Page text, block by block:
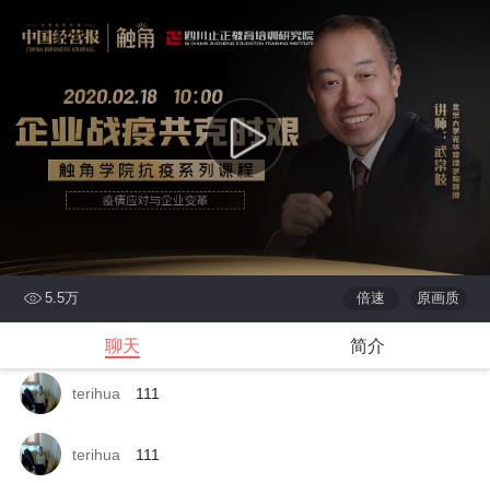
5.5万 原画质
倍速
聊天 简介
v56221450 11
v56221450 @金智教育-毛周斌18925580386:2222
B-63-刘培法 1
v62880147 看不到啊
v v64726948 可以
terihua 111
terihua 111